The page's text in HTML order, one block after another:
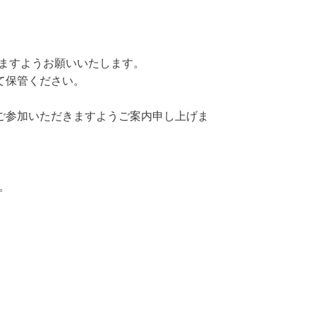
ようお願いいたします。
管ください。
加いただきますようご案内申し上げま